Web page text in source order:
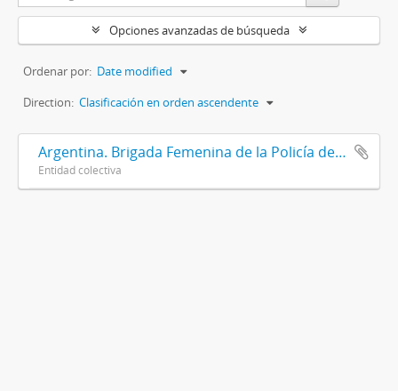
Opciones avanzadas de búsqueda
Ordenar por: Date modified
Direction: Clasificación en orden ascendente
Argentina. Brigada Femenina de la Policía de la Provincia de Buenos Aires
Entidad colectiva